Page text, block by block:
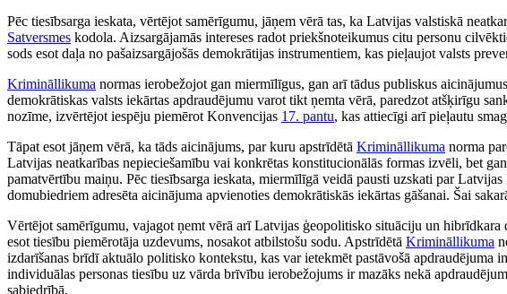
Pēc tiesībsarga ieskata, vērtējot samērīgumu, jāņem vērā tas, ka Latvijas valstiskā
Satversmes kodola. Aizsargājamās intereses radot priekšnoteikumus citu personu
sods esot daļa no pašaizsargājošās demokrātijas instrumentiem, kas pieļaujot valsts
Krimināllikuma normas ierobežojot gan miermīlīgus, gan arī tādus publiskus
demokrātiskas valsts iekārtas apdraudējumu varot tikt ņemta vērā, paredzot atšķirīgu
nozīme, izvērtējot iespēju piemērot Konvencijas 17. pantu, kas attiecīgi arī pieļautu
Tāpat esot jāņem vērā, ka tāds aicinājums, par kuru apstrīdētā Krimināllikuma norma
Latvijas neatkarības nepieciešamību vai konkrētas konstitucionālās formas izvēli, bet
pamatvērtību maiņu. Pēc tiesībsarga ieskata, miermīlīgā veidā pausti uzskati par
domubiedriem adresēta aicinājuma apvienoties demokrātiskās iekārtas gāšanai. Šai
Vērtējot samērīgumu, vajagot ņemt vērā arī Latvijas ģeopolitisko situāciju un
esot tiesību piemērotāja uzdevums, nosakot atbilstošu sodu. Apstrīdētā Krimināllikuma
izdarīšanas brīdī aktuālo politisko kontekstu, kas var ietekmēt pastāvošā apdraudējuma
individuālas personas tiesību uz vārda brīvību ierobežojums ir mazāks nekā
sabiedrībā.